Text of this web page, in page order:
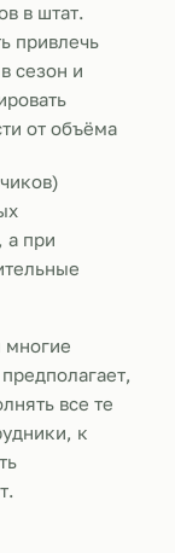
в штат.
привлечь
сезон и
от объёма
а при
многие
все те
к